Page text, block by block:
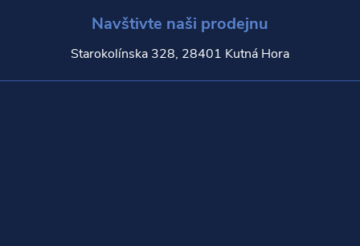
Navštivte naši prodejnu
Starokolínska 328, 28401 Kutná Hora